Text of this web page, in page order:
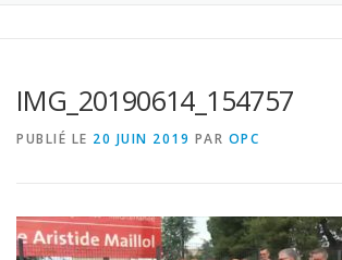
ADHÉSION CHARTE DE VALEURS
IMG_20190614_154757
PUBLIÉ LE 20 JUIN 2019 PAR OPC